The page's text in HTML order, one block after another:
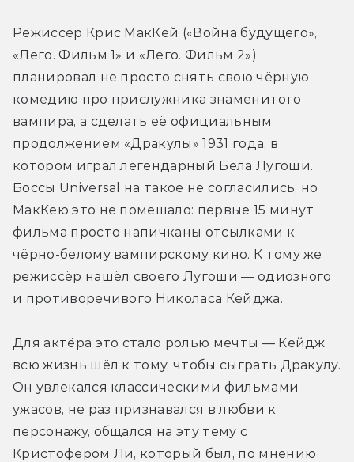
Режиссёр Крис МакКей («Война будущего»,
«Лего. Фильм 1» и «Лего. Фильм 2»)
планировал не просто снять свою чёрную
комедию про прислужника знаменитого
вампира, а сделать её официальным
продолжением «Дракулы» 1931 года, в
котором играл легендарный Бела Лугоши.
Боссы Universal на такое не согласились, но
МакКею это не помешало: первые 15 минут
фильма просто напичканы отсылками к
чёрно-белому вампирскому кино. К тому же
режиссёр нашёл своего Лугоши — одиозного
и противоречивого Николаса Кейджа.
Для актёра это стало ролью мечты — Кейдж
всю жизнь шёл к тому, чтобы сыграть Дракулу.
Он увлекался классическими фильмами
ужасов, не раз признавался в любви к
персонажу, общался на эту тему с
Кристофером Ли, который был, по мнению